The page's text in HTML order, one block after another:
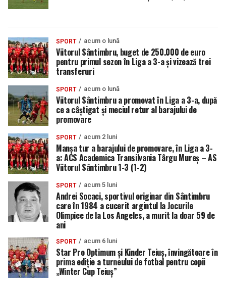
SPORT acum o lună
Viitorul Sântimbru, buget de 250.000 de euro
pentru primul sezon în Liga a 3-a și vizează trei
transferuri
SPORT acum o lună
Viitorul Sântimbru a promovat în Liga a 3-a, după
ce a câștigat și meciul retur al barajului de
promovare
SPORT acum 2 luni
Manșa tur a barajului de promovare, în Liga a 3-
a: ACS Academica Transilvania Târgu Mureș – AS
Viitorul Sântimbru 1-3 (1-2)
SPORT acum 5 luni
Andrei Socaci, sportivul originar din Sântimbru
care în 1984 a cucerit argintul la Jocurile
Olimpice de la Los Angeles, a murit la doar 59 de
ani
SPORT acum 6 luni
Star Pro Optimum și Kinder Teiuș, învingătoare în
prima ediție a turneului de fotbal pentru copii
„Winter Cup Teiuș”